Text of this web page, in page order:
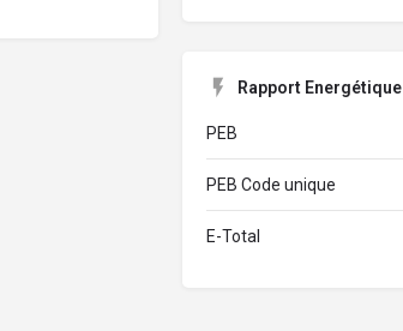
Rapport Energétique
PEB
PEB Code unique
E-Total